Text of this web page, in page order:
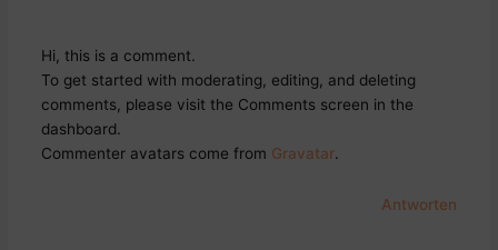
Hi, this is a comment.
To get started with moderating, editing, and deleting
comments, please visit the Comments screen in the
dashboard.
Commenter avatars come from Gravatar.
Antworten